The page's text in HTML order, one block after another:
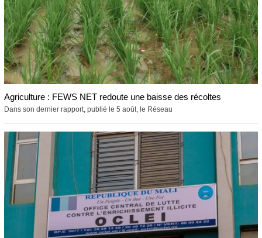
Agriculture : FEWS NET redoute une baisse des récoltes
Dans son dernier rapport, publié le 5 août, le Réseau